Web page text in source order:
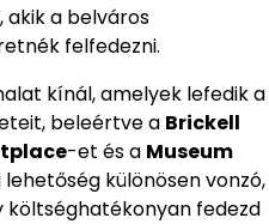
akik a belváros
felfedezni.
kínál, amelyek lefedik a
beleértve a Brickell
-et és a Museum
különösen vonzó,
költséghatékonyan fedezd